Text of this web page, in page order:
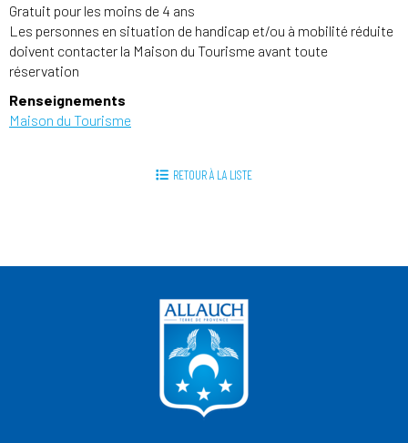
Gratuit pour les moins de 4 ans
Les personnes en situation de handicap et/ou à mobilité réduite
doivent contacter la Maison du Tourisme avant toute
réservation
Renseignements
Maison du Tourisme
RETOUR À LA LISTE